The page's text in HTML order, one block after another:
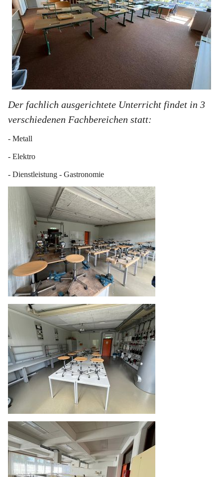
Der fachlich ausgerichtete Unterricht findet in 3
verschiedenen Fachbereichen statt:
- Metall
- Elektro
- Dienstleistung - Gastronomie